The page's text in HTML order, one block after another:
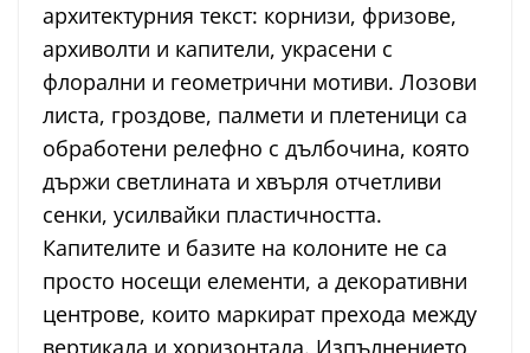
архитектурния текст: корнизи, фризове,
архиволти и капители, украсени с
флорални и геометрични мотиви. Лозови
листа, гроздове, палмети и плетеници са
обработени релефно с дълбочина, която
държи светлината и хвърля отчетливи
сенки, усилвайки пластичността.
Капителите и базите на колоните не са
просто носещи елементи, а декоративни
центрове, които маркират прехода между
вертикала и хоризонтала. Изпълнението